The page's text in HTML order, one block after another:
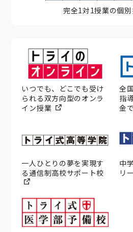
完全1対1授業の個
いつでも、どこでも受け
られる双方向型のオンラ
イン授業
全
指
金で
一人ひとりの夢を実現す
る通信制高校サポート校
中
リ